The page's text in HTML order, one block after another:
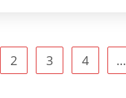
2 3 4 …